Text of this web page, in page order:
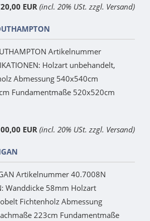
EUR (incl. 20% USt. zzgl. Versand)
Artikelnummer
Holzart unbehandelt,
Abmessung 540x540cm
Fundamentmaße 520x520cm
EUR (incl. 20% USt. zzgl. Versand)
Artikelnummer 40.7008N
Wanddicke 58mm Holzart
Fichtenholz Abmessung
223cm Fundamentmaße